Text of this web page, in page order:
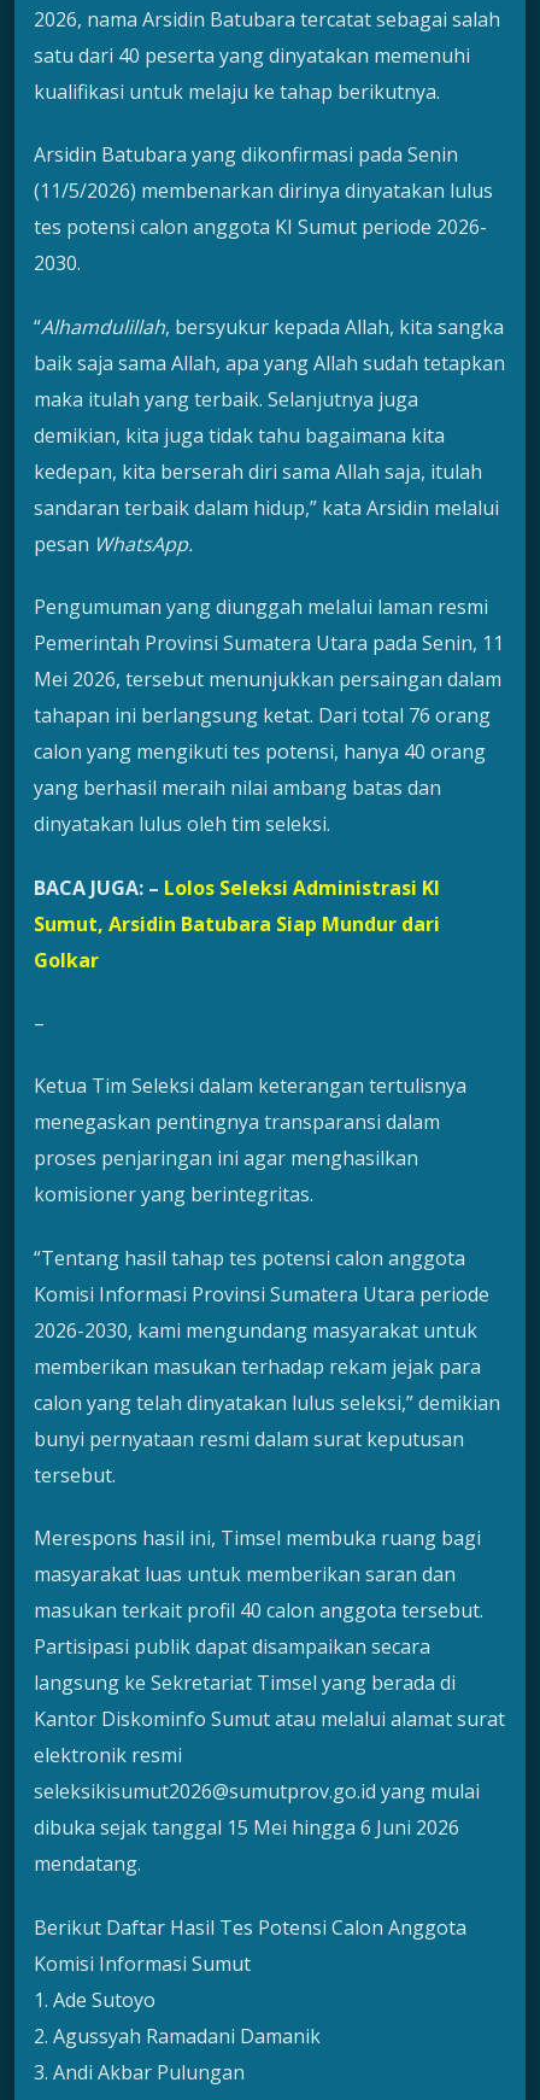
2026, nama Arsidin Batubara tercatat sebagai salah
satu dari 40 peserta yang dinyatakan memenuhi
kualifikasi untuk melaju ke tahap berikutnya.
Arsidin Batubara yang dikonfirmasi pada Senin
(11/5/2026) membenarkan dirinya dinyatakan lulus
tes potensi calon anggota KI Sumut periode 2026-
2030.
“Alhamdulillah, bersyukur kepada Allah, kita sangka
baik saja sama Allah, apa yang Allah sudah tetapkan
maka itulah yang terbaik. Selanjutnya juga
demikian, kita juga tidak tahu bagaimana kita
kedepan, kita berserah diri sama Allah saja, itulah
sandaran terbaik dalam hidup,” kata Arsidin melalui
pesan WhatsApp.
Pengumuman yang diunggah melalui laman resmi
Pemerintah Provinsi Sumatera Utara pada Senin, 11
Mei 2026, tersebut menunjukkan persaingan dalam
tahapan ini berlangsung ketat. Dari total 76 orang
calon yang mengikuti tes potensi, hanya 40 orang
yang berhasil meraih nilai ambang batas dan
dinyatakan lulus oleh tim seleksi.
BACA JUGA: – Lolos Seleksi Administrasi KI
Sumut, Arsidin Batubara Siap Mundur dari
Golkar
–
Ketua Tim Seleksi dalam keterangan tertulisnya
menegaskan pentingnya transparansi dalam
proses penjaringan ini agar menghasilkan
komisioner yang berintegritas.
“Tentang hasil tahap tes potensi calon anggota
Komisi Informasi Provinsi Sumatera Utara periode
2026-2030, kami mengundang masyarakat untuk
memberikan masukan terhadap rekam jejak para
calon yang telah dinyatakan lulus seleksi,” demikian
bunyi pernyataan resmi dalam surat keputusan
tersebut.
Merespons hasil ini, Timsel membuka ruang bagi
masyarakat luas untuk memberikan saran dan
masukan terkait profil 40 calon anggota tersebut.
Partisipasi publik dapat disampaikan secara
langsung ke Sekretariat Timsel yang berada di
Kantor Diskominfo Sumut atau melalui alamat surat
elektronik resmi
seleksikisumut2026@sumutprov.go.id yang mulai
dibuka sejak tanggal 15 Mei hingga 6 Juni 2026
mendatang.
Berikut Daftar Hasil Tes Potensi Calon Anggota
Komisi Informasi Sumut
1. Ade Sutoyo
2. Agussyah Ramadani Damanik
3. Andi Akbar Pulungan